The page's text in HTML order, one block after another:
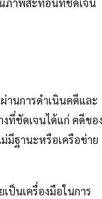
านการดำเนินคดีและ
ที่ชัดเจนได้แก่ คดีของ
มีฐานะหรือเครือข่าย
เป็นเครื่องมือในการ